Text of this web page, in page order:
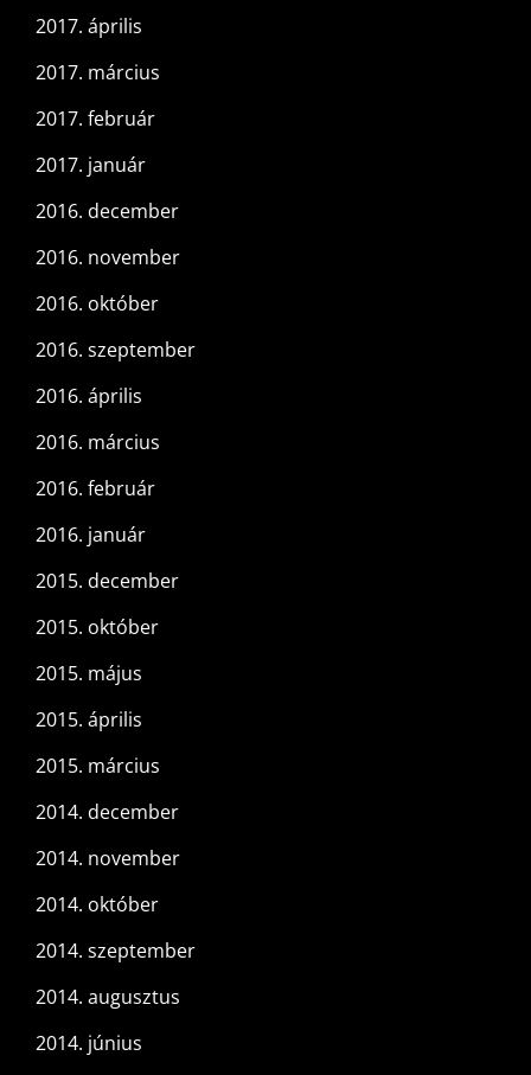
2017. április
2017. március
2017. február
2017. január
2016. december
2016. november
2016. október
2016. szeptember
2016. április
2016. március
2016. február
2016. január
2015. december
2015. október
2015. május
2015. április
2015. március
2014. december
2014. november
2014. október
2014. szeptember
2014. augusztus
2014. június